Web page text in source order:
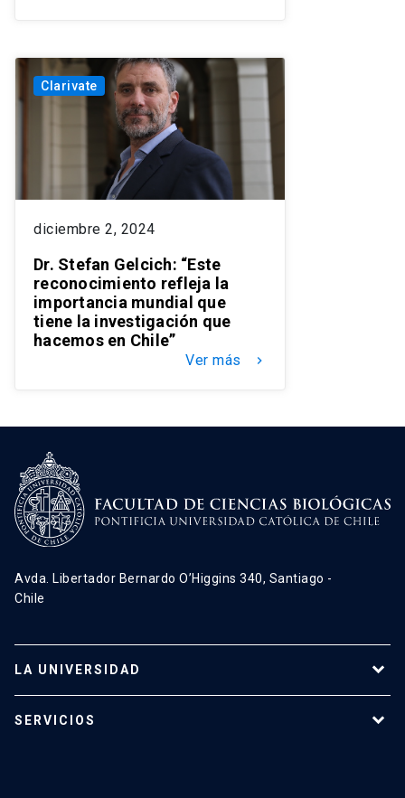
Clarivate
diciembre 2, 2024
Dr. Stefan Gelcich: “Este
reconocimiento refleja la
importancia mundial que
tiene la investigación que
hacemos en Chile”
Ver más keyboard_arrow_right
Avda. Libertador Bernardo O’Higgins 340, Santiago -
Chile
LA UNIVERSIDAD
Investigación
SERVICIOS